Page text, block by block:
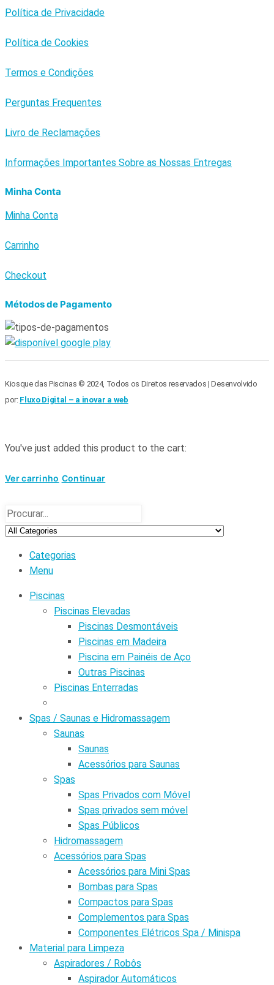
Política de Privacidade
Política de Cookies
Termos e Condições
Perguntas Frequentes
Livro de Reclamações
Informações Importantes Sobre as Nossas Entregas
Minha Conta
Minha Conta
Carrinho
Checkout
Métodos de Pagamento
Kiosque das Piscinas © 2024, Todos os Direitos reservados | Desenvolvido
por: Fluxo Digital – a inovar a web
You've just added this product to the cart:
Ver carrinho Continuar
Categorias
Menu
Piscinas
Piscinas Elevadas
Piscinas Desmontáveis
Piscinas em Madeira
Piscina em Painéis de Aço
Outras Piscinas
Piscinas Enterradas
Spas / Saunas e Hidromassagem
Saunas
Saunas
Acessórios para Saunas
Spas
Spas Privados com Móvel
Spas privados sem móvel
Spas Públicos
Hidromassagem
Acessórios para Spas
Acessórios para Mini Spas
Bombas para Spas
Compactos para Spas
Complementos para Spas
Componentes Elétricos Spa / Minispa
Material para Limpeza
Aspiradores / Robôs
Aspirador Automáticos